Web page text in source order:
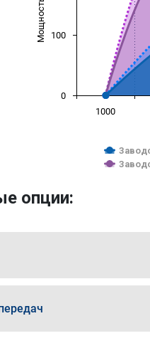
1000
0
100
опции: